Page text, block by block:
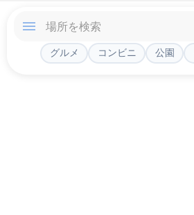
グルメ コンビニ 公園